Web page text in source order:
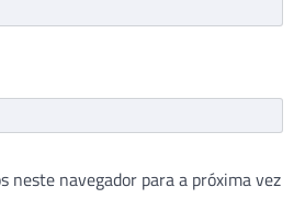
neste navegador para a próxima vez